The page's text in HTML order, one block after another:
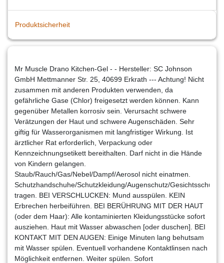
Produktsicherheit
Mr Muscle Drano Kitchen-Gel - - Hersteller: SC Johnson
GmbH Mettmanner Str. 25, 40699 Erkrath --- Achtung! Nicht
zusammen mit anderen Produkten verwenden, da
gefährliche Gase (Chlor) freigesetzt werden können. Kann
gegenüber Metallen korrosiv sein. Verursacht schwere
Verätzungen der Haut und schwere Augenschäden. Sehr
giftig für Wasserorganismen mit langfristiger Wirkung. Ist
ärztlicher Rat erforderlich, Verpackung oder
Kennzeichnungsetikett bereithalten. Darf nicht in die Hände
von Kindern gelangen.
Staub/Rauch/Gas/Nebel/Dampf/Aerosol nicht einatmen.
Schutzhandschuhe/Schutzkleidung/Augenschutz/Gesichtsschutz
tragen. BEI VERSCHLUCKEN: Mund ausspülen. KEIN
Erbrechen herbeiführen. BEI BERÜHRUNG MIT DER HAUT
(oder dem Haar): Alle kontaminierten Kleidungsstücke sofort
ausziehen. Haut mit Wasser abwaschen [oder duschen]. BEI
KONTAKT MIT DEN AUGEN: Einige Minuten lang behutsam
mit Wasser spülen. Eventuell vorhandene Kontaktlinsen nach
Möglichkeit entfernen. Weiter spülen. Sofort